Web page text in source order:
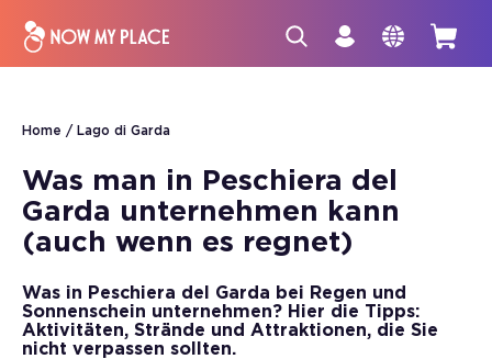
Home Lago di Garda
Was man in Peschiera del
Garda unternehmen kann
(auch wenn es regnet)
Was in Peschiera del Garda bei Regen und
Sonnenschein unternehmen? Hier die Tipps:
Aktivitäten, Strände und Attraktionen, die Sie
nicht verpassen sollten.